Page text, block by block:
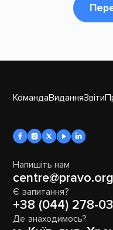
КомандаВиданняЗвіти
Напишіть нам
Є запитання?
+38 (044) 278-
Де знаходимось?